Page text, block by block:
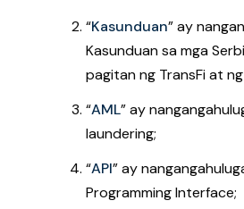
“Kasunduan” ay
Kasunduan sa mga
pagitan ng TransFi at
“AML” ay
laundering;
“API” ay
Programming Interface;